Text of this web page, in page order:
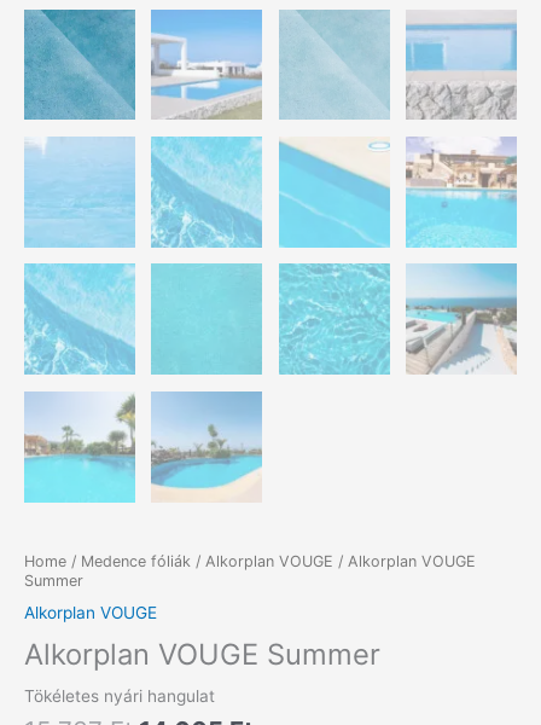
Home / Medence fóliák / Alkorplan VOUGE / Alkorplan VOUGE
Summer
Alkorplan VOUGE
Alkorplan VOUGE Summer
Tökéletes nyári hangulat